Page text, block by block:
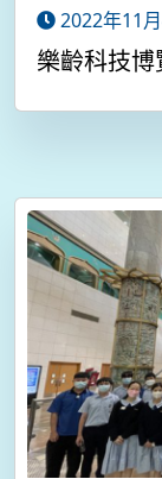
2022年11
樂齡科技